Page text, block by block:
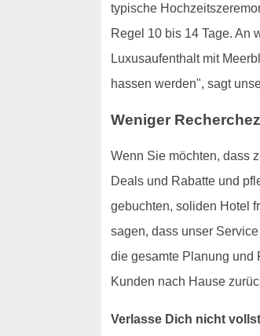
typische
Regel 10 bis 14 Tage. An
Luxusaufenthalt mit
hassen werden", sagt
Weniger
Wenn Sie möchten, dass
Deals und Rabatte und
gebuchten, soliden Hotel
sagen, dass unser
die gesamte Planung und
Kunden nach Hause
Verlasse Dich nicht